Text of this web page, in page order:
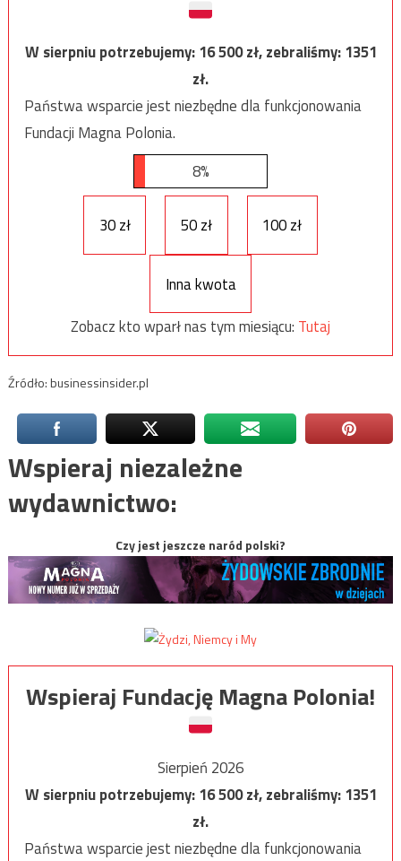
W sierpniu potrzebujemy:16 500zł, zebraliśmy:1351
zł.
Państwa wsparcie jest niezbędne dla funkcjonowania
Fundacji Magna Polonia.
8%
30 zł 50 zł 100 zł
Inna kwota
Zobacz kto wparł nas tym miesiącu: Tutaj
Źródło: businessinsider.pl
Wspieraj niezależne
wydawnictwo:
Czy jest jeszcze naród polski?
Wspieraj Fundację Magna Polonia!
Sierpień 2026
W sierpniu potrzebujemy:16 500zł, zebraliśmy:1351
zł.
Państwa wsparcie jest niezbędne dla funkcjonowania